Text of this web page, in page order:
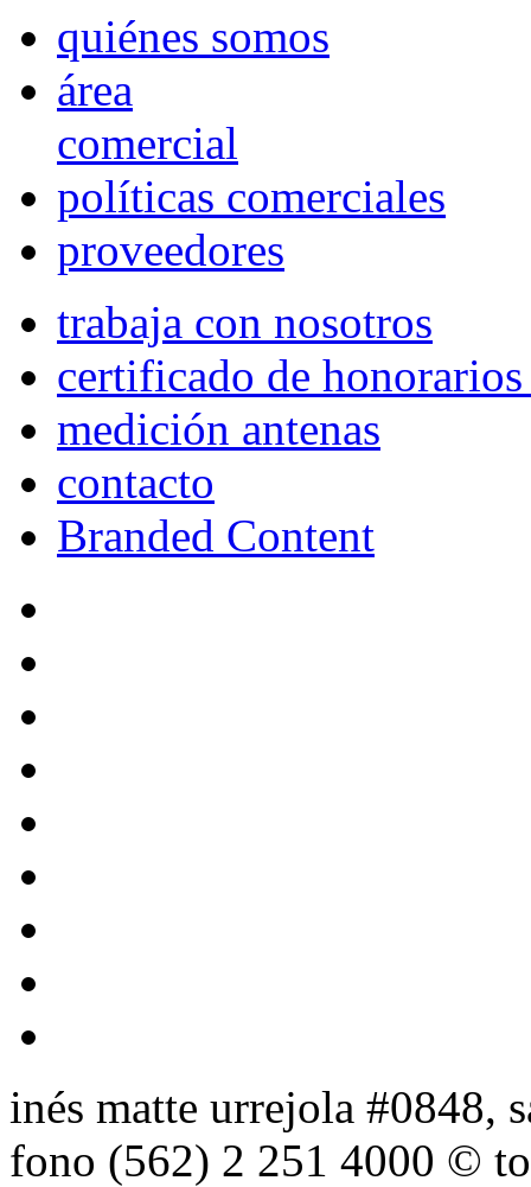
quiénes somos
área
comercial
políticas comerciales
proveedores
trabaja con nosotros
certificado de
medición antenas
contacto
Branded Content
inés matte urrejola #0848,
fono (562) 2 251 4000 ©